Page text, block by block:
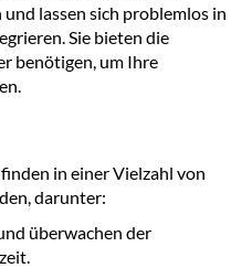
lassen sich problemlos in
Sie bieten die
benötigen, um Ihre
in einer Vielzahl von
darunter:
überwachen der